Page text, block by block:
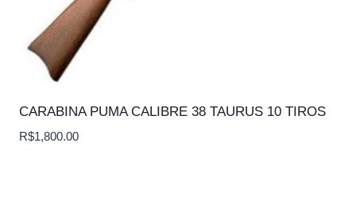
CARABINA PUMA CALIBRE 38 TAURUS 10 TIROS
R$1,800.00